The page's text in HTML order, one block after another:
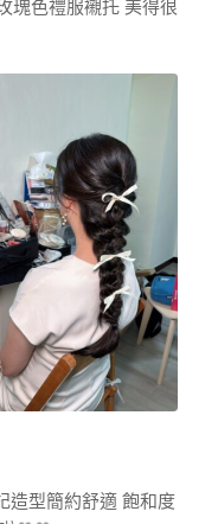
瑰色禮服襯托 美得很
造型簡約舒適 飽和度